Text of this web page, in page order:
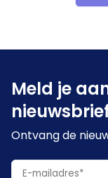
Meld je
Ontvang de